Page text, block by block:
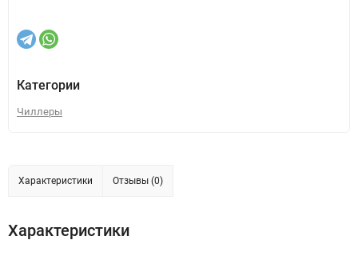
Категории
Чиллеры
Характеристики Отзывы (0)
Характеристики